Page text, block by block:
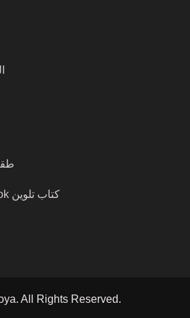
كتاب تلوين Relaxing Coloring Book
All Rights Reserved.